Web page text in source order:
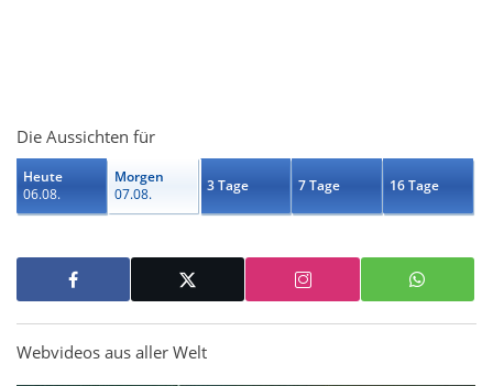
Die Aussichten für
Heute
06.08.
Morgen
07.08.
3 Tage 7 Tage 16 Tage
Webvideos aus aller Welt